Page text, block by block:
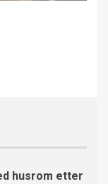
husrom etter